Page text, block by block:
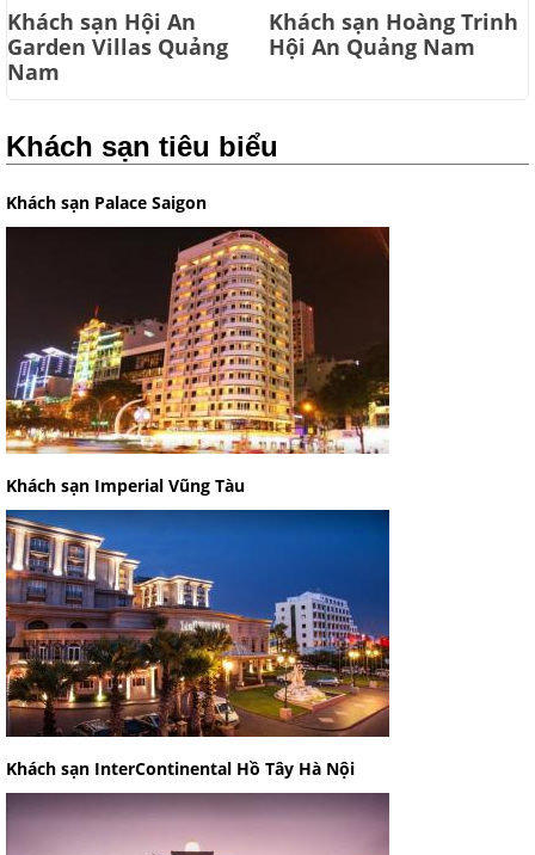
Khách sạn Hội An
Garden Villas Quảng
Nam
Khách sạn Hoàng Trinh
Hội An Quảng Nam
Khách sạn tiêu biểu
Khách sạn Palace Saigon
Khách sạn Imperial Vũng Tàu
Khách sạn InterContinental Hồ Tây Hà Nội